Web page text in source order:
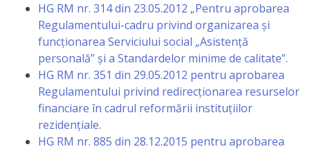
regulamente
Legislație
internațională
Legislație
HG RM nr. 314 din 23.05.2012 „Pentru aprobarea
Regulamentului-cadru privind organizarea şi
funcţionarea Serviciului social „Asistenţă
personală” şi a Standardelor minime de calitate”.
HG RM nr. 351 din 29.05.2012 pentru aprobarea
Regulamentului privind redirecţionarea resurselor
financiare în cadrul reformării instituţiilor
rezidenţiale.
HG RM nr. 885 din 28.12.2015 pentru aprobarea